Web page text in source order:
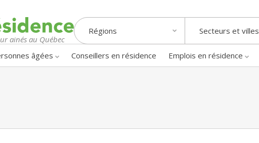
ainés au Québec
Régions Secteurs et villes
âgées Conseillers en résidence Emplois en résidence